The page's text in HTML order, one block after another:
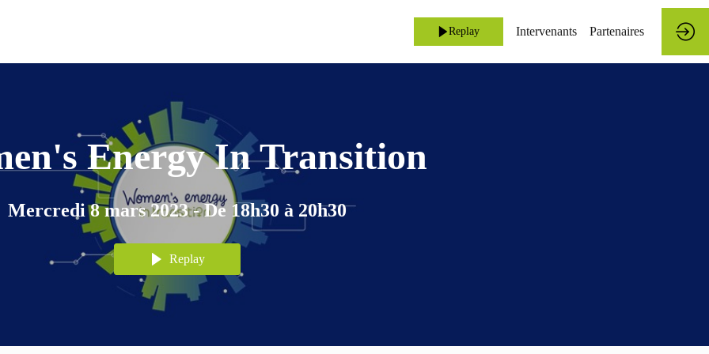
Replay Intervenants Partenaires
Energy In Transition
Mercredi 8 mars 2023 - De 18h30 à 20h30
Replay